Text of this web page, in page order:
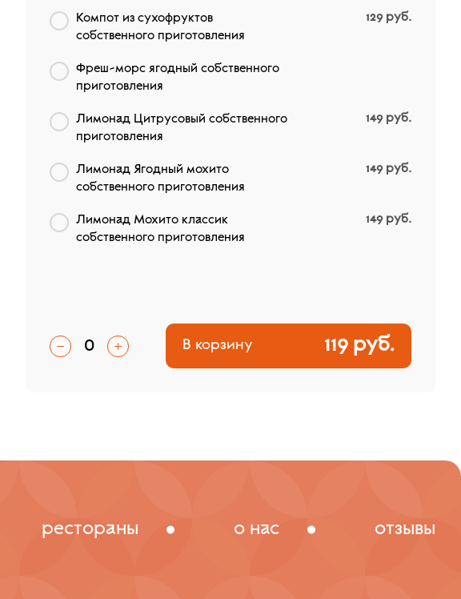
Компот из сухофруктов
собственного приготовления
129руб.
Фреш-морс ягодный собственного
приготовления
Лимонад Цитрусовый собственного
приготовления
149руб.
Лимонад Ягодный мохито
собственного приготовления
149руб.
Лимонад Мохито классик
собственного приготовления
149руб.
0 В корзину 119 руб.
рестораны о нас отзывы